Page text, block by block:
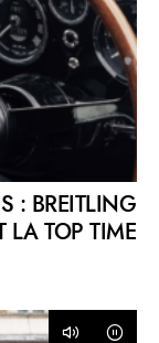
: BREITLING
LA TOP TIME